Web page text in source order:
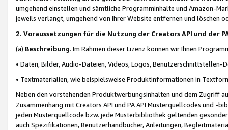
umgehend einstellen und sämtliche Programminhalte und Amazon-
jeweils verlangt, umgehend von Ihrer Website entfernen und löschen
2. Voraussetzungen für die Nutzung der Creators API und der
(a) Beschreibung. Im Rahmen dieser Lizenz können wir Ihnen
• Daten, Bilder, Audio-Dateien, Videos, Logos, Benutzerschnittstellen-
• Textmaterialien, wie beispielsweise Produktinformationen in
Neben den vorstehenden Produktwerbungsinhalten und dem Zugriff
Zusammenhang mit Creators API und PA API Musterquellcodes und
jeden Musterquellcode bzw. jede Musterbibliothek geltenden
auch Spezifikationen, Benutzerhandbücher, Anleitungen,